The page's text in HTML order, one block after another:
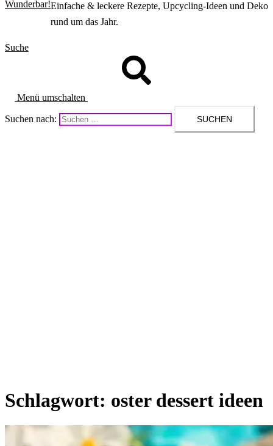
Einfache & leckere Rezepte, Upcycling-Ideen und Deko
rund um das Jahr.
Suche
Menü umschalten
Suchen nach:
Schlagwort: oster dessert ideen